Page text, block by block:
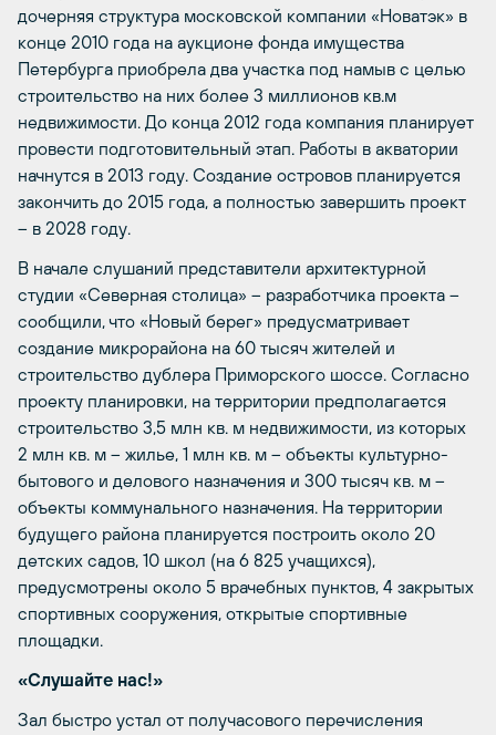
дочерняя структура московской компании «Новатэк» в
конце 2010 года на аукционе фонда имущества
Петербурга приобрела два участка под намыв с целью
строительство на них более 3 миллионов кв.м
недвижимости. До конца 2012 года компания планирует
провести подготовительный этап. Работы в акватории
начнутся в 2013 году. Создание островов планируется
закончить до 2015 года, а полностью завершить проект
– в 2028 году.
В начале слушаний представители архитектурной
студии «Северная столица» – разработчика проекта –
сообщили, что «Новый берег» предусматривает
создание микрорайона на 60 тысяч жителей и
строительство дублера Приморского шоссе. Согласно
проекту планировки, на территории предполагается
строительство 3,5 млн кв. м недвижимости, из которых
2 млн кв. м – жилье, 1 млн кв. м – объекты культурно-
бытового и делового назначения и 300 тысяч кв. м –
объекты коммунального назначения. На территории
будущего района планируется построить около 20
детских садов, 10 школ (на 6 825 учащихся),
предусмотрены около 5 врачебных пунктов, 4 закрытых
спортивных сооружения, открытые спортивные
площадки.
«Слушайте нас!»
Зал быстро устал от получасового перечисления